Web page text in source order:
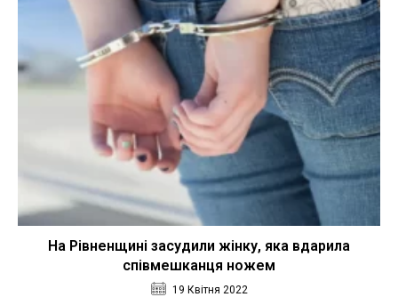
На Рівненщині засудили жінку, яка вдарила
співмешканця ножем
19 Квітня 2022